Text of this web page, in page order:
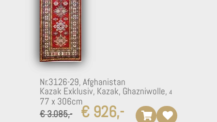
Nr.3126-29, Afghanistan
Kazak Exklusiv, Kazak, Ghazniwolle,
77 x 306cm
€ 3.085,-
€ 926,-